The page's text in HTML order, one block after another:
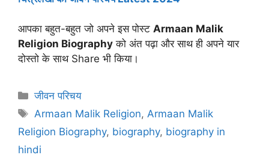
आपका बहुत-बहुत जो अपने इस पोस्ट Armaan Malik
Religion Biography को अंत पढ़ा और साथ ही अपने यार
दोस्तो के साथ Share भी किया।
Categories
जीवन परिचय
Tags
Armaan Malik Religion,Armaan Malik
Religion Biography, biography, biography in
hindi